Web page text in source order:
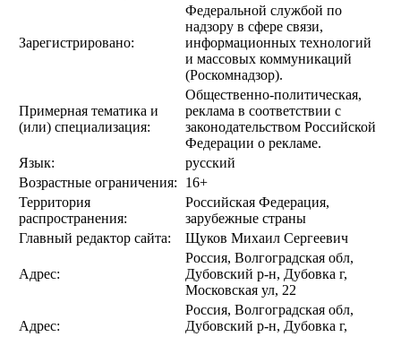
Зарегистрировано:
Федеральной службой по
надзору в сфере связи,
информационных технологий
и массовых коммуникаций
(Роскомнадзор).
Примерная тематика и
(или) специализация:
Общественно-политическая,
реклама в соответствии с
законодательством Российской
Федерации о рекламе.
Язык:
русский
Возрастные ограничения:
16+
Территория
распространения:
Российская Федерация,
зарубежные страны
Главный редактор сайта:
Щуков Михаил Сергеевич
Адрес:
Россия, Волгоградская обл,
Дубовский р-н, Дубовка г,
Московская ул, 22
Адрес:
Россия, Волгоградская обл,
Дубовский р-н, Дубовка г,